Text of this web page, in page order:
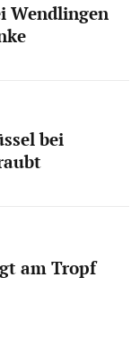
Wendlingen
bei
am Tropf